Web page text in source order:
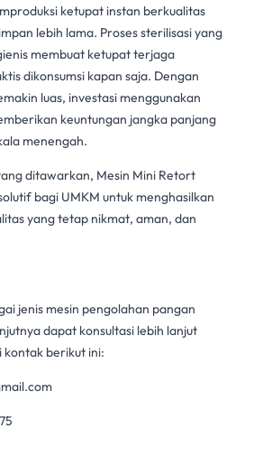
ketupat instan berkualitas
lebih lama. Proses sterilisasi yang
membuat ketupat terjaga
dikonsumsi kapan saja. Dengan
luas, investasi menggunakan
keuntungan jangka panjang
menengah.
ditawarkan, Mesin Mini Retort
bagi UMKM untuk menghasilkan
yang tetap nikmat, aman, dan
jenis mesin pengolahan pangan
dapat konsultasi lebih lanjut
kontak berikut ini: